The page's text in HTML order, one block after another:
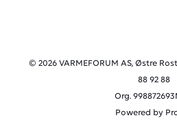
© 2026 VARMEFORUM AS, Østre
88 92 88
Org.
Powered by